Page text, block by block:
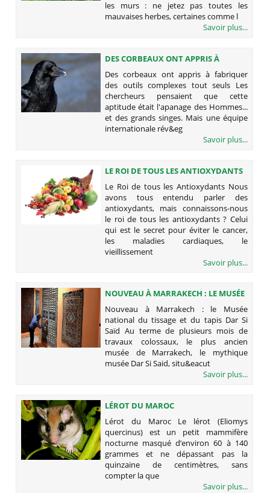
les murs : ne jetez pas toutes les
mauvaises herbes, certaines comme l
Savoir plus...
DES CORBEAUX ONT APPRIS À
FABRIQUER DES OUTILS COMPLEXES
TOUT SEULS
Des corbeaux ont appris à fabriquer
des outils complexes tout seuls Les
chercheurs pensaient que cette
aptitude était l'apanage des Hommes...
et des grands singes. Mais une équipe
internationale rév&eg
Savoir plus...
LE ROI DE TOUS LES ANTIOXYDANTS
Le Roi de tous les Antioxydants Nous
avons tous entendu parler des
antioxydants, mais connaissons-nous
le roi de tous les antioxydants ? Celui
qui est le secret pour éviter le cancer,
les maladies cardiaques, le
vieillissement
Savoir plus...
NOUVEAU À MARRAKECH : LE MUSÉE
NATIONAL DU TISSAGE ET DU TAPIS
DAR SI SAÏD
Nouveau à Marrakech : le Musée
national du tissage et du tapis Dar Si
Saïd Au terme de plusieurs mois de
travaux colossaux, le plus ancien
musée de Marrakech, le mythique
musée Dar Si Said, situ&eacut
Savoir plus...
LÉROT DU MAROC
Lérot du Maroc Le lérot (Eliomys
quercinus) est un petit mammifère
nocturne masqué d’environ 60 à 140
grammes et ne dépassant pas la
quinzaine de centimètres, sans
compter la que
Savoir plus...